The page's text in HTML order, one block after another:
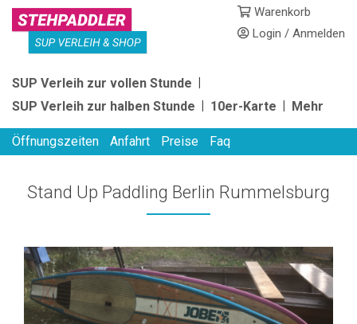
Skip
content
STEHPADDLER
SUP
VERLEIH
Login / Anmelden
Warenkorb
SUP Verleih zur vollen Stunde
SUP Verleih zur halben Stunde
10er-Karte Mehr
Öffnungszeiten Anfahrt Preise Faq
Stand Up Paddling Berlin Rummelsburg